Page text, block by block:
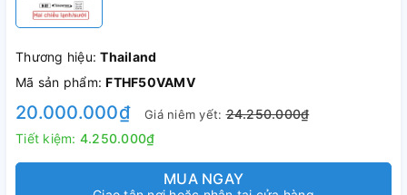
Thương hiệu:Thailand
Mã sản phẩm:FTHF50VAMV
20.000.000₫ Giá niêm yết:24.250.000₫
Tiết kiệm: 4.250.000₫
MUA NGAY